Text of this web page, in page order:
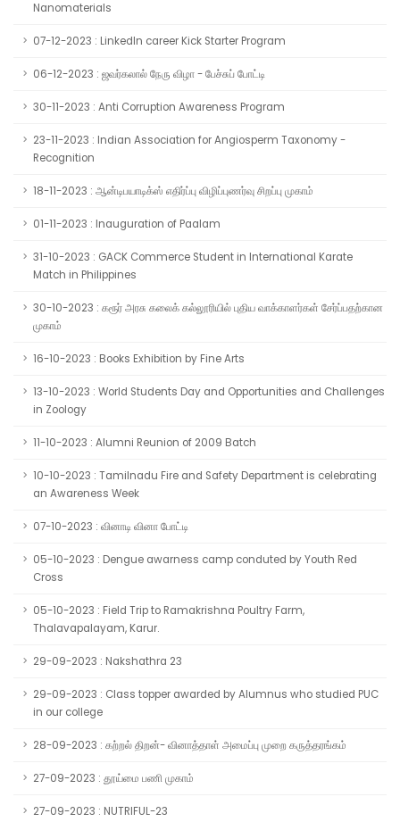
Nanomaterials
07-12-2023 : LinkedIn career Kick Starter Program
06-12-2023 : ஜவர்கலால் நேரு விழா - பேச்சுப் போட்டி
30-11-2023 : Anti Corruption Awareness Program
23-11-2023 : Indian Association for Angiosperm Taxonomy -
Recognition
18-11-2023 : ஆன்டிபயாடிக்ஸ் எதிர்ப்பு விழிப்புணர்வு சிறப்பு முகாம்
01-11-2023 : Inauguration of Paalam
31-10-2023 : GACK Commerce Student in International Karate
Match in Philippines
30-10-2023 : கரூர் அரசு கலைக் கல்லூரியில் புதிய வாக்காளர்கள் சேர்ப்பதற்கான
முகாம்
16-10-2023 : Books Exhibition by Fine Arts
13-10-2023 : World Students Day and Opportunities and Challenges
in Zoology
11-10-2023 : Alumni Reunion of 2009 Batch
10-10-2023 : Tamilnadu Fire and Safety Department is celebrating
an Awareness Week
07-10-2023 : வினாடி வினா போட்டி
05-10-2023 : Dengue awarness camp conduted by Youth Red
Cross
05-10-2023 : Field Trip to Ramakrishna Poultry Farm,
Thalavapalayam, Karur.
29-09-2023 : Nakshathra 23
29-09-2023 : Class topper awarded by Alumnus who studied PUC
in our college
28-09-2023 : கற்றல் திறன்- வினாத்தாள் அமைப்பு முறை கருத்தரங்கம்
27-09-2023 : தூய்மை பணி முகாம்
27-09-2023 : NUTRIFUL-23